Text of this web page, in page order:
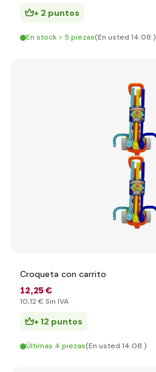
+ 2 puntos
En stock > 5 piezas(En usted 14.08.)
Croqueta con carrito
12,25 €
10,12 € Sin IVA
+ 12 puntos
Últimas 4 piezas(En usted 14.08.)